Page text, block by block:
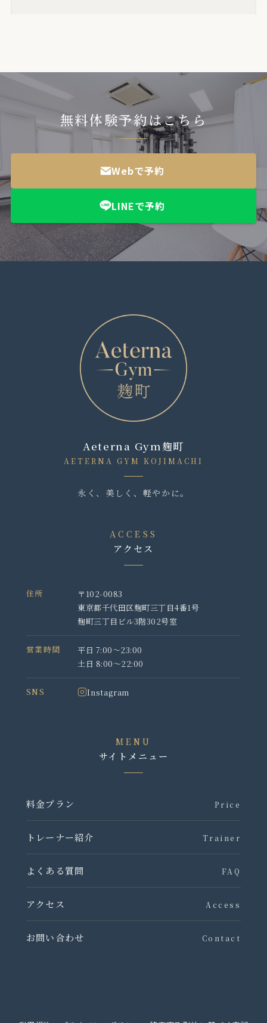
無料体験予約はこちら
Webで予約
LINEで予約
Aeterna Gym麹町
AETERNA GYM KOJIMACHI
永く、美しく、軽やかに。
ACCESS
アクセス
住所
〒102-0083
東京都千代田区麹町三丁目4番1号
麹町三丁目ビル3階302号室
営業時間
平日 7:00〜23:00
土日 8:00〜22:00
SNS Instagram
MENU
サイトメニュー
料金プラン Price
トレーナー紹介 Trainer
よくある質問 FAQ
アクセス Access
お問い合わせ Contact